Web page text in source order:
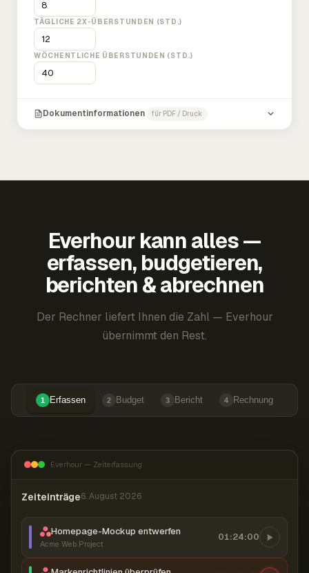
TÄGLICHE 2X-ÜBERSTUNDEN (STD.)
WÖCHENTLICHE ÜBERSTUNDEN (STD.)
Dokumentinformationen für PDF / Druck
Everhour kann alles —
erfassen, budgetieren,
berichten & abrechnen
Der Rechner liefert Ihnen die Zahl — Everhour
übernimmt den Rest.
1 Erfassen 2 Budget 3 Bericht 4 Rechnung
Everhour — Zeiterfassung
Zeiteinträge6. August 2026
Homepage-Mockup entwerfen
Acme Web Project
01:24:00